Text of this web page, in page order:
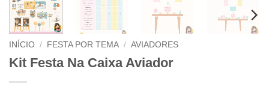
INÍCIO / FESTA POR TEMA / AVIADORES
Kit Festa Na Caixa Aviador